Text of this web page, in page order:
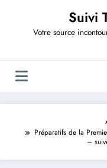
Suivi
Votre source
Préparatifs de la
–